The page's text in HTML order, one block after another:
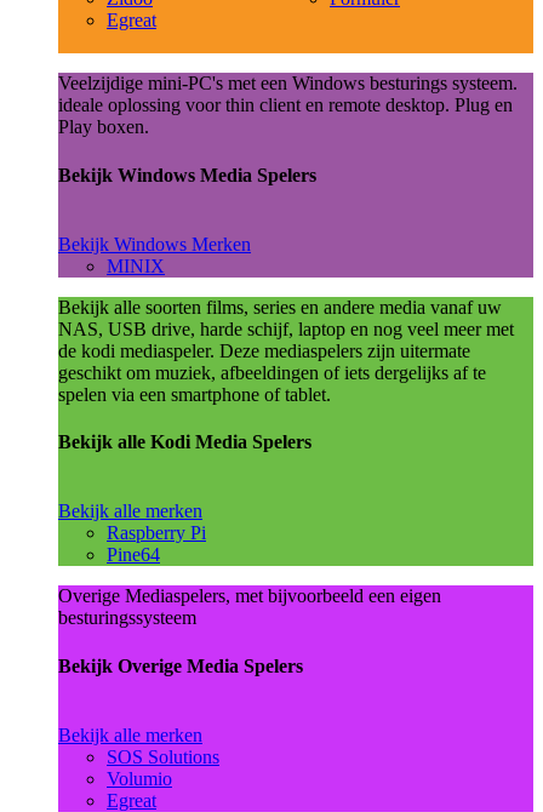
Egreat
Veelzijdige mini-PC's met een Windows besturings systeem.
ideale oplossing voor thin client en remote desktop. Plug en
Play boxen.
Bekijk Windows Media Spelers
Bekijk Windows Merken
MINIX
Bekijk alle soorten films, series en andere media vanaf uw
NAS, USB drive, harde schijf, laptop en nog veel meer met
de kodi mediaspeler. Deze mediaspelers zijn uitermate
geschikt om muziek, afbeeldingen of iets dergelijks af te
spelen via een smartphone of tablet.
Bekijk alle Kodi Media Spelers
Bekijk alle merken
Raspberry Pi
Pine64
Overige Mediaspelers, met bijvoorbeeld een eigen
besturingssysteem
Bekijk Overige Media Spelers
Bekijk alle merken
SOS Solutions
Volumio
Egreat